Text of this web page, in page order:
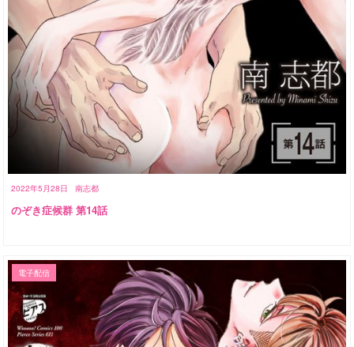
2022年5月28日 南志都
のぞき症候群 第14話
電子配信